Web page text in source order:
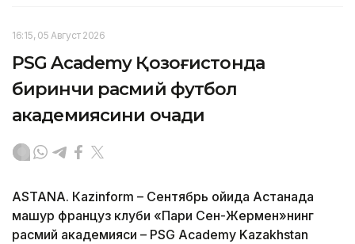
16:15, 05 Август 2026
PSG Academy Қозоғистонда
биринчи расмий футбол
академиясини очади
ASTANА. Кazinform – Сентябрь ойида Астанада
машҳур француз клуби «Пари Сен-Жермен»нинг
расмий академияси – PSG Academy Kazakhstan